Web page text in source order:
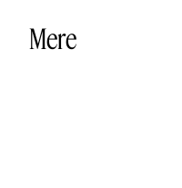
Mere